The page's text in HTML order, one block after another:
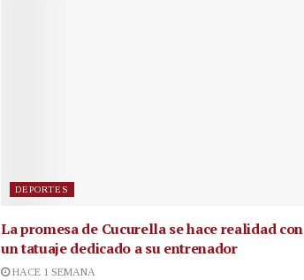
DEPORTES
La promesa de Cucurella se hace realidad con
un tatuaje dedicado a su entrenador
HACE 1 SEMANA